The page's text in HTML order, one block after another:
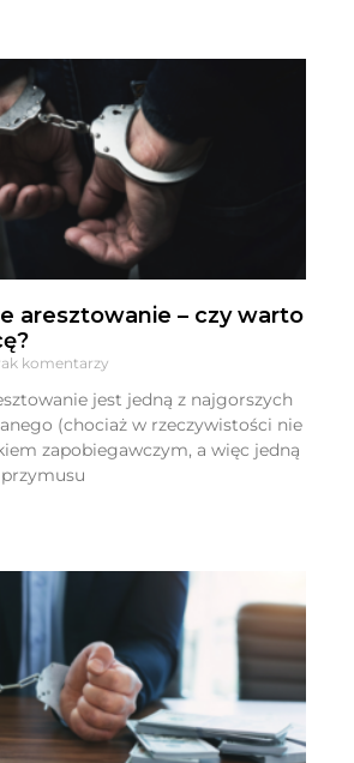
aresztowanie – czy warto
komentarzy
jest jedną z najgorszych
(chociaż w rzeczywistości nie
zapobiegawczym, a więc jedną